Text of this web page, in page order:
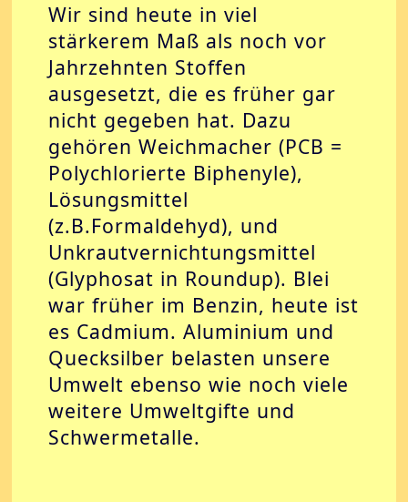
Wir sind heute in viel
stärkerem Maß als noch vor
Jahrzehnten Stoffen
ausgesetzt, die es früher gar
nicht gegeben hat. Dazu
gehören Weichmacher (PCB =
Polychlorierte Biphenyle),
Lösungsmittel
(z.B.Formaldehyd), und
Unkrautvernichtungsmittel
(Glyphosat in Roundup). Blei
war früher im Benzin, heute ist
es Cadmium. Aluminium und
Quecksilber belasten unsere
Umwelt ebenso wie noch viele
weitere Umweltgifte und
Schwermetalle.